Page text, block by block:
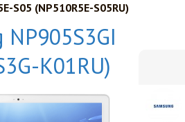
S05 (NP510R5E-S05RU)
NP905S3GI
K01RU)